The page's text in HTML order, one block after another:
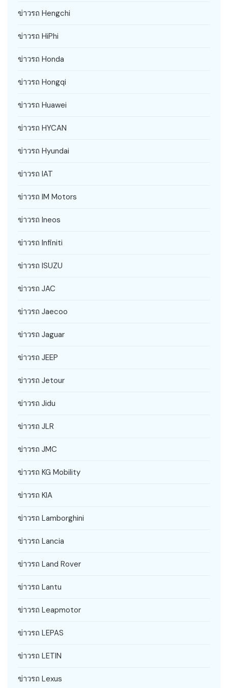
ข่าวรถ Hengchi
ข่าวรถ HiPhi
ข่าวรถ Honda
ข่าวรถ Hongqi
ข่าวรถ Huawei
ข่าวรถ HYCAN
ข่าวรถ Hyundai
ข่าวรถ IAT
ข่าวรถ IM Motors
ข่าวรถ Ineos
ข่าวรถ Infiniti
ข่าวรถ ISUZU
ข่าวรถ JAC
ข่าวรถ Jaecoo
ข่าวรถ Jaguar
ข่าวรถ JEEP
ข่าวรถ Jetour
ข่าวรถ Jidu
ข่าวรถ JLR
ข่าวรถ JMC
ข่าวรถ KG Mobility
ข่าวรถ KIA
ข่าวรถ Lamborghini
ข่าวรถ Lancia
ข่าวรถ Land Rover
ข่าวรถ Lantu
ข่าวรถ Leapmotor
ข่าวรถ LEPAS
ข่าวรถ LETIN
ข่าวรถ Lexus